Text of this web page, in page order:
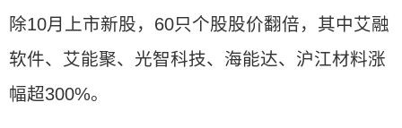
除10月上市新股，60只个股股价翻倍，其中艾融
软件、艾能聚、光智科技、海能达、沪江材料涨
幅超300%。